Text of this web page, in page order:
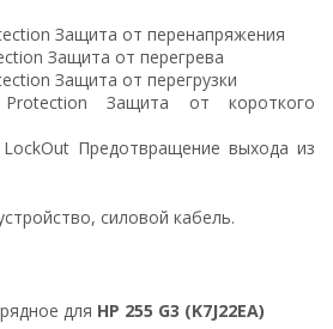
Защита от перенапряжения
Защита от перегрева
Защита от перегрузки
Защита от короткого
Предотвращение выхода из
силовой кабель.
для HP 255 G3 (K7J22EA)